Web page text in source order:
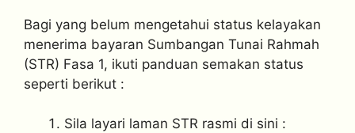
Bagi yang belum mengetahui status kelayakan
menerima bayaran Sumbangan Tunai Rahmah
(STR) Fasa 1, ikuti panduan semakan status
seperti berikut :
Sila layari laman STR rasmi di sini :